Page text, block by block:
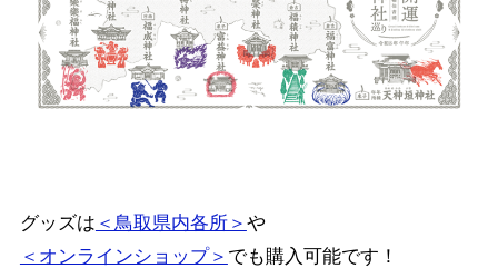
グッズは ＜鳥取県内各所＞ や
＜オンラインショップ＞ でも購入可能です！